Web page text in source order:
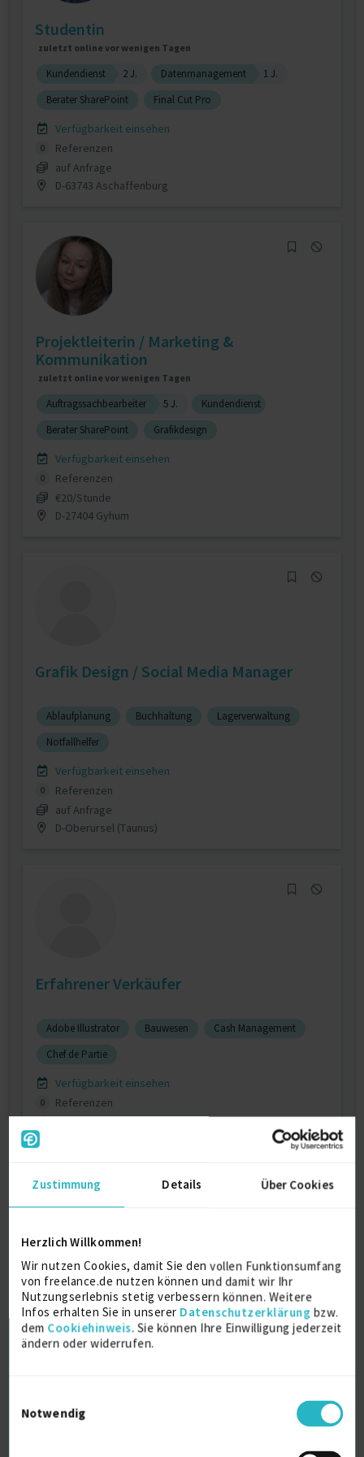
Zustimmung Details Über Cookies
Herzlich Willkommen!
Wir nutzen Cookies, damit Sie den vollen Funktionsumfang
von freelance.de nutzen können und damit wir Ihr
Nutzungserlebnis stetig verbessern können. Weitere
Infos erhalten Sie in unserer Datenschutzerklärung bzw.
dem Cookiehinweis. Sie können Ihre Einwilligung jederzeit
ändern oder widerrufen.
Notwendig
Studentin
zuletzt online vor wenigen Tagen
Kundendienst 2 J. Datenmanagement
1 J.
Berater SharePoint
Final Cut Pro
Verfügbarkeit einsehen
0
Referenzen
auf Anfrage
D-63743 Aschaffenburg
Projektleiterin / Marketing &
Kommunikation
zuletzt online vor wenigen Tagen
Auftragssachbearbeiter 5 J.
Kundendienst
Berater SharePoint
Grafikdesign
Verfügbarkeit einsehen
0
Referenzen
€20/Stunde
D-27404 Gyhum
Grafik Design / Social Media Manager
Ablaufplanung Buchhaltung
Lagerverwaltung
Notfallhelfer
Verfügbarkeit einsehen
0
Referenzen
auf Anfrage
D-Oberursel (Taunus)
Erfahrener Verkäufer
Adobe Illustrator Bauwesen
Cash Management
Chef de Partie
Verfügbarkeit einsehen
0
Referenzen
Allrounder
Eigenmotivation Gästebewirtung
0
Referenzen